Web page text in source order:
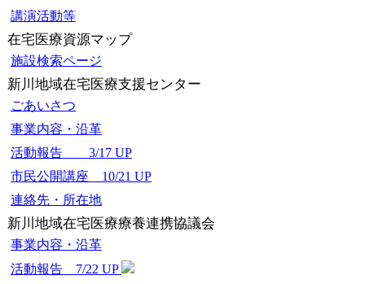
講演活動等
在宅医療資源マップ
施設検索ページ
新川地域在宅医療支援センター
ごあいさつ
事業内容・沿革
活動報告 3/17 UP
市民公開講座 10/21 UP
連絡先・所在地
新川地域在宅医療療養連携協議会
事業内容・沿革
活動報告 7/22 UP